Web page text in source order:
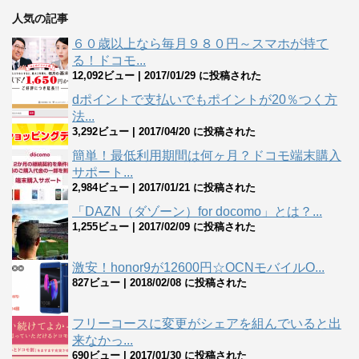
人気の記事
６０歳以上なら毎月９８０円～スマホが持て
る！ドコモ...
12,092ビュー 2017/01/29 に投稿された
dポイントで支払いでもポイントが20％つく方
法...
3,292ビュー 2017/04/20 に投稿された
簡単！最低利用期間は何ヶ月？ドコモ端末購入
サポート...
2,984ビュー 2017/01/21 に投稿された
「DAZN（ダゾーン）for docomo」とは？...
1,255ビュー 2017/02/09 に投稿された
激安！honor9が12600円☆OCNモバイルO...
827ビュー 2018/02/08 に投稿された
フリーコースに変更がシェアを組んでいると出
来なかっ...
690ビュー 2017/01/30 に投稿された